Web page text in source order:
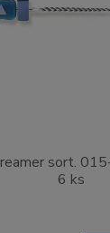
sort.
6 ks